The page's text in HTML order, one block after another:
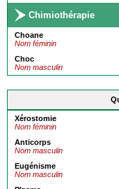
Chimiothérapie
Choane
Nom féminin
Choc
Nom masculin
Xérostomie
Nom féminin
Anticorps
Nom masculin
Eugénisme
Nom masculin